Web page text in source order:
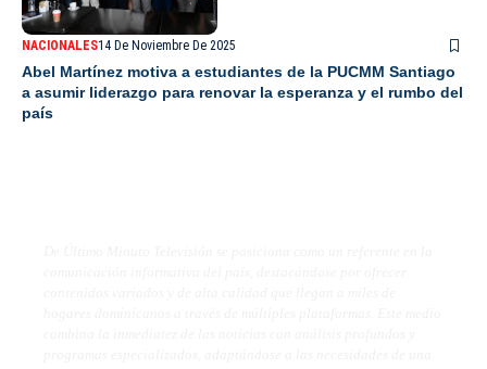
NACIONALES14 De Noviembre De 2025
Abel Martínez motiva a estudiantes de la PUCMM Santiago
a asumir liderazgo para renovar la esperanza y el rumbo del
país